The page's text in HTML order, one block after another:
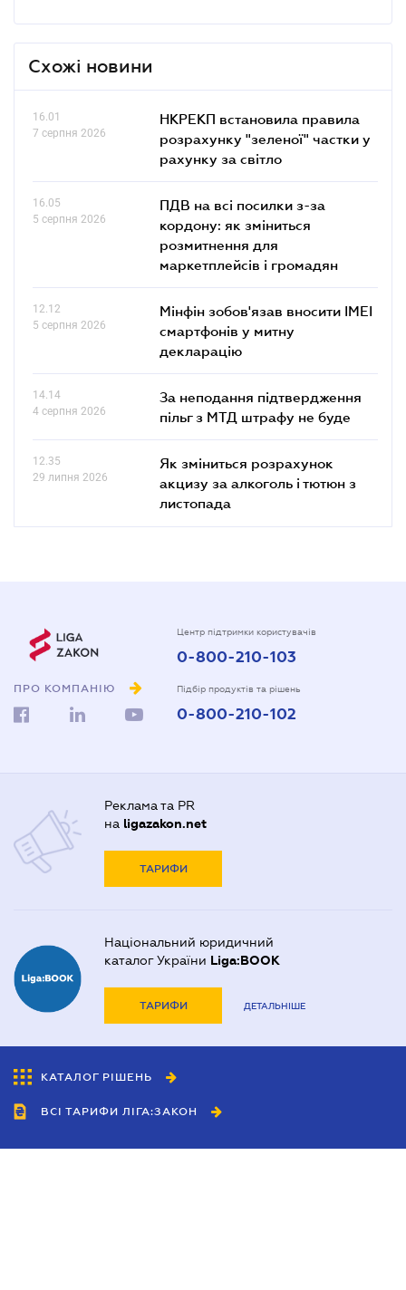
Схожі новини
16.01
7 серпня 2026
НКРЕКП встановила правила
розрахунку "зеленої" частки у
рахунку за світло
16.05
5 серпня 2026
ПДВ на всі посилки з-за
кордону: як зміниться
розмитнення для
маркетплейсів і громадян
12.12
5 серпня 2026
Мінфін зобов'язав вносити IMEI
смартфонів у митну
декларацію
14.14
4 серпня 2026
За неподання підтвердження
пільг з МТД штрафу не буде
12.35
29 липня 2026
Як зміниться розрахунок
акцизу за алкоголь і тютюн з
листопада
ПРО КОМПАНІЮ
Центр підтримки користувачів
0-800-210-103
Підбір продуктів та рішень
0-800-210-102
Реклама та PR
на ligazakon.net
ТАРИФИ
Національний юридичний
каталог України Liga:BOOK
ТАРИФИ ДЕТАЛЬНІШЕ
КАТАЛОГ РІШЕНЬ
ВСІ ТАРИФИ ЛІГА:ЗАКОН